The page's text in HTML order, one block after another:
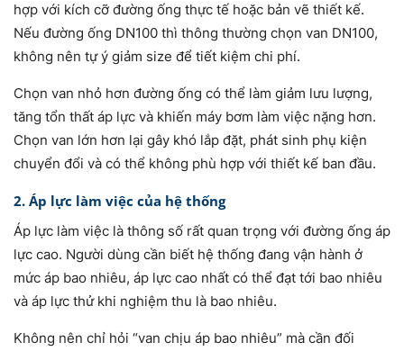
hợp với kích cỡ đường ống thực tế hoặc bản vẽ thiết kế.
Nếu đường ống DN100 thì thông thường chọn van DN100,
không nên tự ý giảm size để tiết kiệm chi phí.
Chọn van nhỏ hơn đường ống có thể làm giảm lưu lượng,
tăng tổn thất áp lực và khiến máy bơm làm việc nặng hơn.
Chọn van lớn hơn lại gây khó lắp đặt, phát sinh phụ kiện
chuyển đổi và có thể không phù hợp với thiết kế ban đầu.
2. Áp lực làm việc của hệ thống
Áp lực làm việc là thông số rất quan trọng với đường ống áp
lực cao. Người dùng cần biết hệ thống đang vận hành ở
mức áp bao nhiêu, áp lực cao nhất có thể đạt tới bao nhiêu
và áp lực thử khi nghiệm thu là bao nhiêu.
Không nên chỉ hỏi “van chịu áp bao nhiêu” mà cần đối